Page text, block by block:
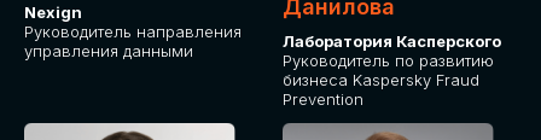
Nexign
Руководитель направления
управления данными
Данилова
Лаборатория Касперского
Руководитель по развитию
бизнеса Kaspersky Fraud
Prevention
ПРИОБРЕСТИ БИЛЕТ